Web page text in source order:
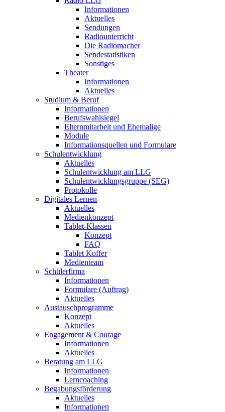
Informationen
Aktuelles
Sendungen
Radiounterricht
Die Radiomacher
Sendestatistiken
Sonstiges
Theater
Informationen
Aktuelles
Studium & Beruf
Informationen
Berufswahlsiegel
Elternmitarbeit und Ehemalige
Module
Informationsquellen und Formulare
Schulentwicklung
Aktuelles
Schulentwicklung am LLG
Schulentwicklungsgruppe (SEG)
Protokolle
Digitales Lernen
Aktuelles
Medienkonzept
Tablet-Klassen
Konzept
FAQ
Tablet Koffer
Medienteam
Schülerfirma
Informationen
Formulare (Auftrag)
Aktuelles
Austauschprogramme
Konzept
Aktuelles
Engagement & Courage
Informationen
Aktuelles
Beratung am LLG
Informationen
Lerncoaching
Begabungsförderung
Aktuelles
Informationen